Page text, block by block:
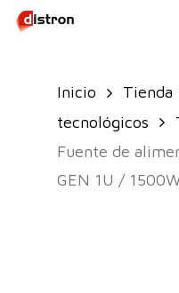
Skip
Inicio Tienda
tecnológicos
Fuente de
GEN 1U /